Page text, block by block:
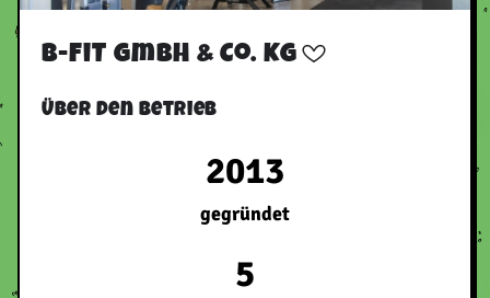
B-FiT GmbH & Co. KG
Über den Betrieb
2013
gegründet
5